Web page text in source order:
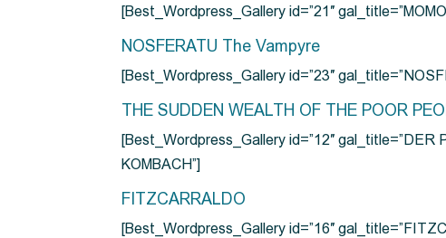
[Best_Wordpress_Gallery id=”21″
NOSFERATU The Vampyre
[Best_Wordpress_Gallery id=”23″
THE SUDDEN WEALTH OF THE POOR
[Best_Wordpress_Gallery id=”12″
KOMBACH”]
FITZCARRALDO
[Best_Wordpress_Gallery id=”16″